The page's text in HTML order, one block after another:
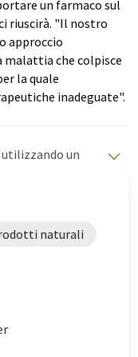
un farmaco sul
riuscirà. "Il nostro
approccio
malattia che colpisce
la quale
inadeguate".
un
presentare una
automatica, è
sintassi o
naturali